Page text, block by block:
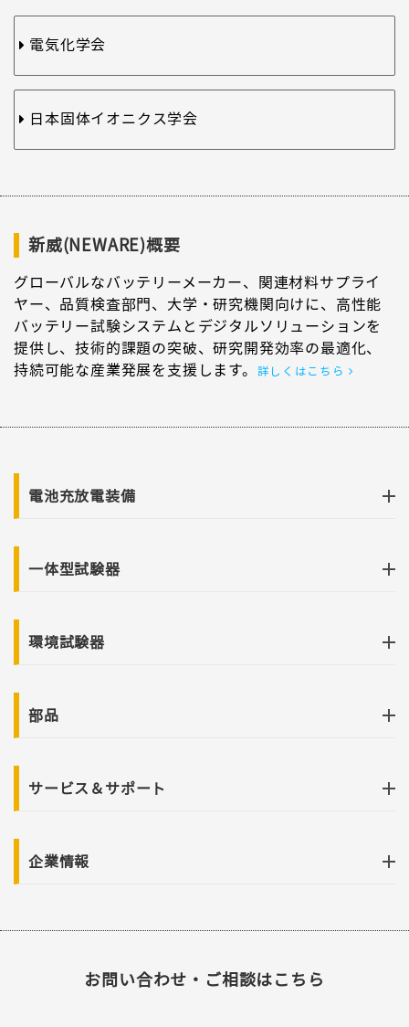
電気化学会
日本固体イオニクス学会
新威(NEWARE)概要
グローバルなバッテリーメーカー、関連材料サプライ
ヤー、品質検査部門、大学・研究機関向けに、高性能
バッテリー試験システムとデジタルソリューションを
提供し、技術的課題の突破、研究開発効率の最適化、
持続可能な産業発展を支援します。
詳しくはこちら
電池充放電装備
一体型試験器
環境試験器
部品
サービス＆サポート
企業情報
お問い合わせ・ご相談はこちら